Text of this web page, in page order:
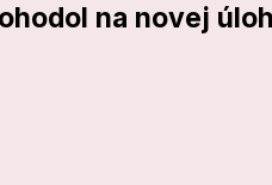
na novej